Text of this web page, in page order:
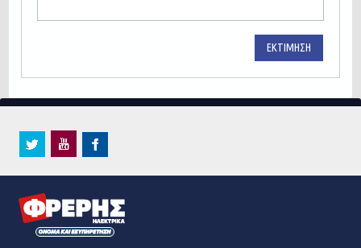
ΕΚΤΊΜΗΣΗ